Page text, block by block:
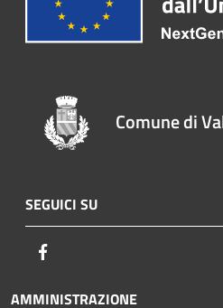
Comune di
SEGUICI SU
AMMINISTRAZIONE